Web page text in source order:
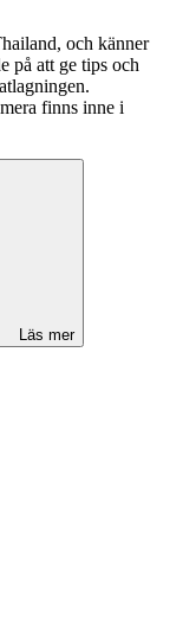
och känner
på att ge tips och
finns inne i
Läs mer